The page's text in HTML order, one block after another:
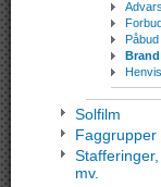
Påbud
Brand
Solfilm
Faggrupper
mv.